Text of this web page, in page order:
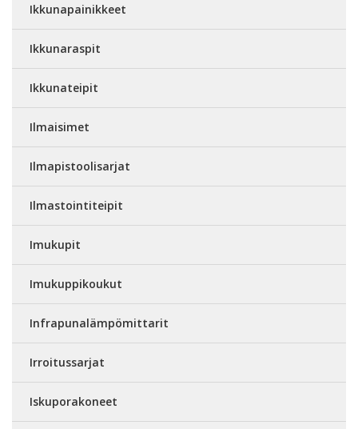
Ikkunapainikkeet
Ikkunaraspit
Ikkunateipit
Ilmaisimet
Ilmapistoolisarjat
Ilmastointiteipit
Imukupit
Imukuppikoukut
Infrapunalämpömittarit
Irroitussarjat
Iskuporakoneet